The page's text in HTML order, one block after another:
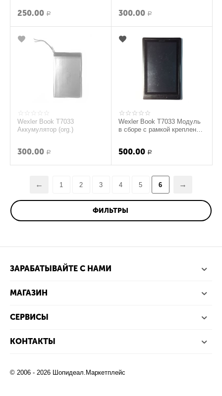
250.00 Р 300.00 Р
Wexler Book T7033
Аккумулятор (org.)
300.00 Р
Wexler Book T7033 Модуль
в сборе с рамкой крепления
500.00 Р
1 2 3 4 5 6
ФИЛЬТРЫ
ЗАРАБАТЫВАЙТЕ С НАМИ
МАГАЗИН
СЕРВИСЫ
КОНТАКТЫ
© 2006 - 2026 Шопидеал.Маркетплейс